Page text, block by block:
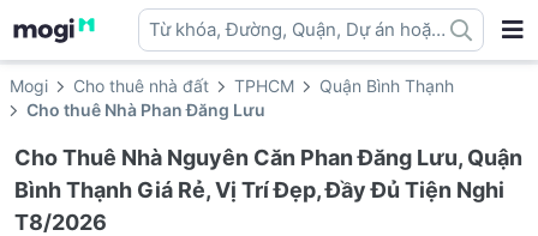
Từ khóa, Đường, Quận, Dự án hoặc
địa danh ...
Mogi Cho thuê nhà đất TPHCM
Quận Bình Thạnh
Cho thuê Nhà Phan Đăng Lưu
Cho Thuê Nhà Nguyên Căn Phan Đăng Lưu, Quận
Bình Thạnh Giá Rẻ, Vị Trí Đẹp, Đầy Đủ Tiện Nghi
T8/2026